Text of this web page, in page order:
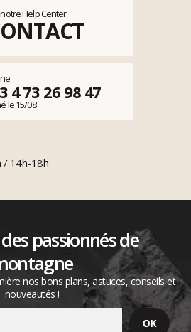
Help Center
4 73 26 98 47
le 15/08
/ 14h-18h
passionnés de
nos bons plans, astuces, conseils et
nouveautés !